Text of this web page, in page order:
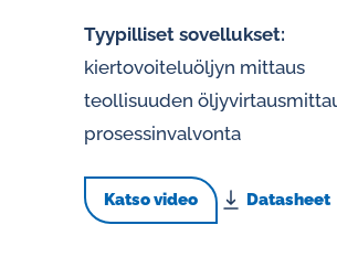
Tyypilliset sovellukset:
kiertovoiteluöljyn mittaus
teollisuuden
prosessinvalvonta
Katso video Datasheet